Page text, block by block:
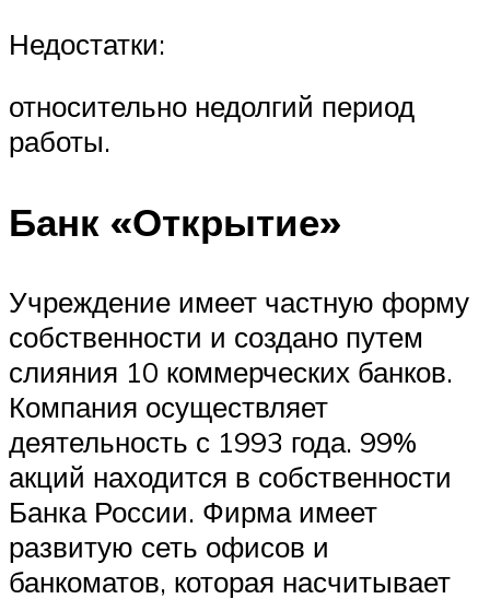
Недостатки:
относительно недолгий период
работы.
Банк «Открытие»
Учреждение имеет частную форму
собственности и создано путем
слияния 10 коммерческих банков.
Компания осуществляет
деятельность с 1993 года. 99%
акций находится в собственности
Банка России. Фирма имеет
развитую сеть офисов и
банкоматов, которая насчитывает